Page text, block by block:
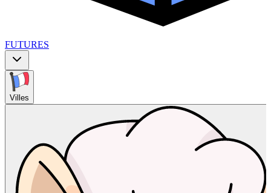
FUTURES
Villes